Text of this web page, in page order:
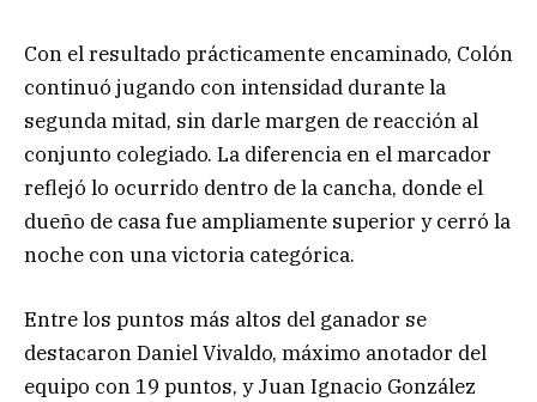
Con el resultado prácticamente encaminado, Colón
continuó jugando con intensidad durante la
segunda mitad, sin darle margen de reacción al
conjunto colegiado. La diferencia en el marcador
reflejó lo ocurrido dentro de la cancha, donde el
dueño de casa fue ampliamente superior y cerró la
noche con una victoria categórica.
Entre los puntos más altos del ganador se
destacaron Daniel Vivaldo, máximo anotador del
equipo con 19 puntos, y Juan Ignacio González